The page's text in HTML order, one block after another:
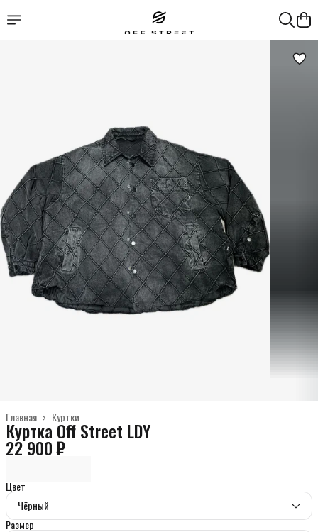
Куртки
Главная ›
Куртка Off Street LDY
22 900 ₽
Цвет
Чёрный
Размер